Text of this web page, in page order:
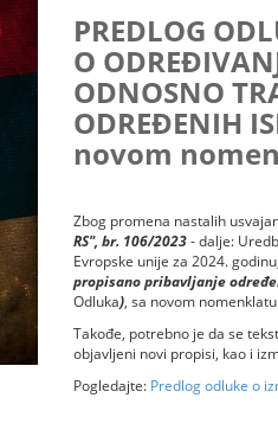
PREDLOG
O
ODNOSNO
ODREĐENIH
novom
Zbog promena nastalih
RS", br. 106/2023- dalje:
Evropske unije za 2024.
propisano pribavljanje
Odluka), sa novom
Takođe, potrebno je da se
objavljeni novi propisi, kao i
Pogledajte: Predlog odluke o